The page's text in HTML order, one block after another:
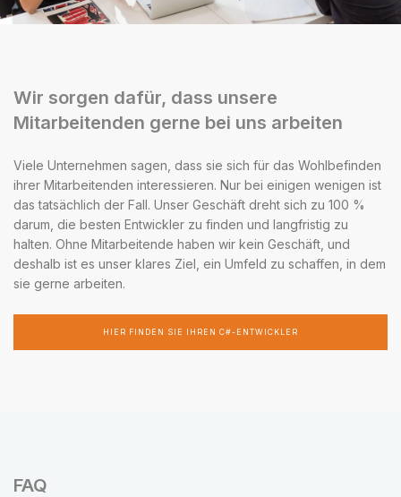
Wir sorgen dafür, dass unsere
Mitarbeitenden gerne bei uns arbeiten
Viele Unternehmen sagen, dass sie sich für das Wohlbefinden
ihrer Mitarbeitenden interessieren. Nur bei einigen wenigen ist
das tatsächlich der Fall. Unser Geschäft dreht sich zu 100 %
darum, die besten Entwickler zu finden und langfristig zu
halten. Ohne Mitarbeitende haben wir kein Geschäft, und
deshalb ist es unser klares Ziel, ein Umfeld zu schaffen, in dem
sie gerne arbeiten.
HIER FINDEN SIE IHREN C#-ENTWICKLER
FAQ